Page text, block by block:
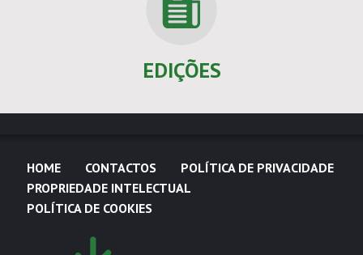
EDIÇÕES
HOME CONTACTOS
POLÍTICA DE PRIVACIDADE
PROPRIEDADE INTELECTUAL
POLÍTICA DE COOKIES